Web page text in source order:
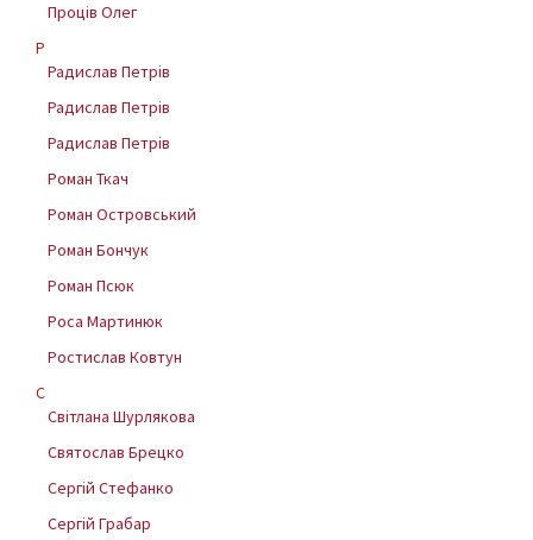
Проців Олег
Р
Радислав Петрів
Радислав Петрів
Радислав Петрів
Роман Ткач
Роман Островський
Роман Бончук
Роман Псюк
Роса Мартинюк
Ростислав Ковтун
С
Світлана Шурлякова
Святослав Брецко
Сергій Стефанко
Сергій Грабар